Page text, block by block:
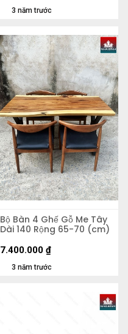
3 năm trước
Bộ Bàn 4 Ghế Gỗ Me Tây
Dài 140 Rộng 65-70 (cm)
3 năm trước
7.400.000 ₫